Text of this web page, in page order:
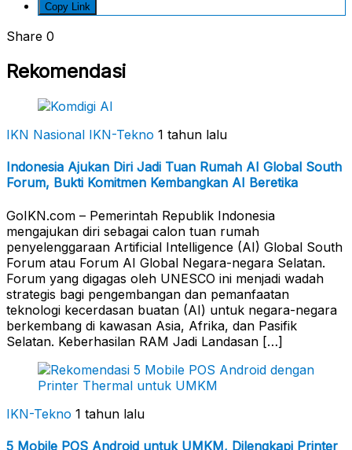
Copy Link
Share 0
Rekomendasi
IKN Nasional IKN-Tekno 1 tahun lalu
Indonesia Ajukan Diri Jadi Tuan Rumah AI Global South
Forum, Bukti Komitmen Kembangkan AI Beretika
GoIKN.com – Pemerintah Republik Indonesia
mengajukan diri sebagai calon tuan rumah
penyelenggaraan Artificial Intelligence (AI) Global South
Forum atau Forum AI Global Negara-negara Selatan.
Forum yang digagas oleh UNESCO ini menjadi wadah
strategis bagi pengembangan dan pemanfaatan
teknologi kecerdasan buatan (AI) untuk negara-negara
berkembang di kawasan Asia, Afrika, dan Pasifik
Selatan. Keberhasilan RAM Jadi Landasan […]
IKN-Tekno 1 tahun lalu
5 Mobile POS Android untuk UMKM, Dilengkapi Printer